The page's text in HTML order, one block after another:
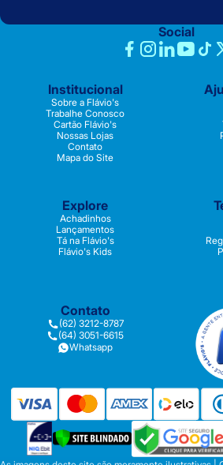
Social
Institucional
Sobre a Flávio's
Trabalhe Conosco
Cartão Flávio's
Nossas Lojas
Contato
Mapa do Site
Explore
Achadinhos
Lançamentos
Tá na Flávio's
Flávio's Kids
Contato
(62) 3212-8787
(64) 3051-6615
Whatsapp